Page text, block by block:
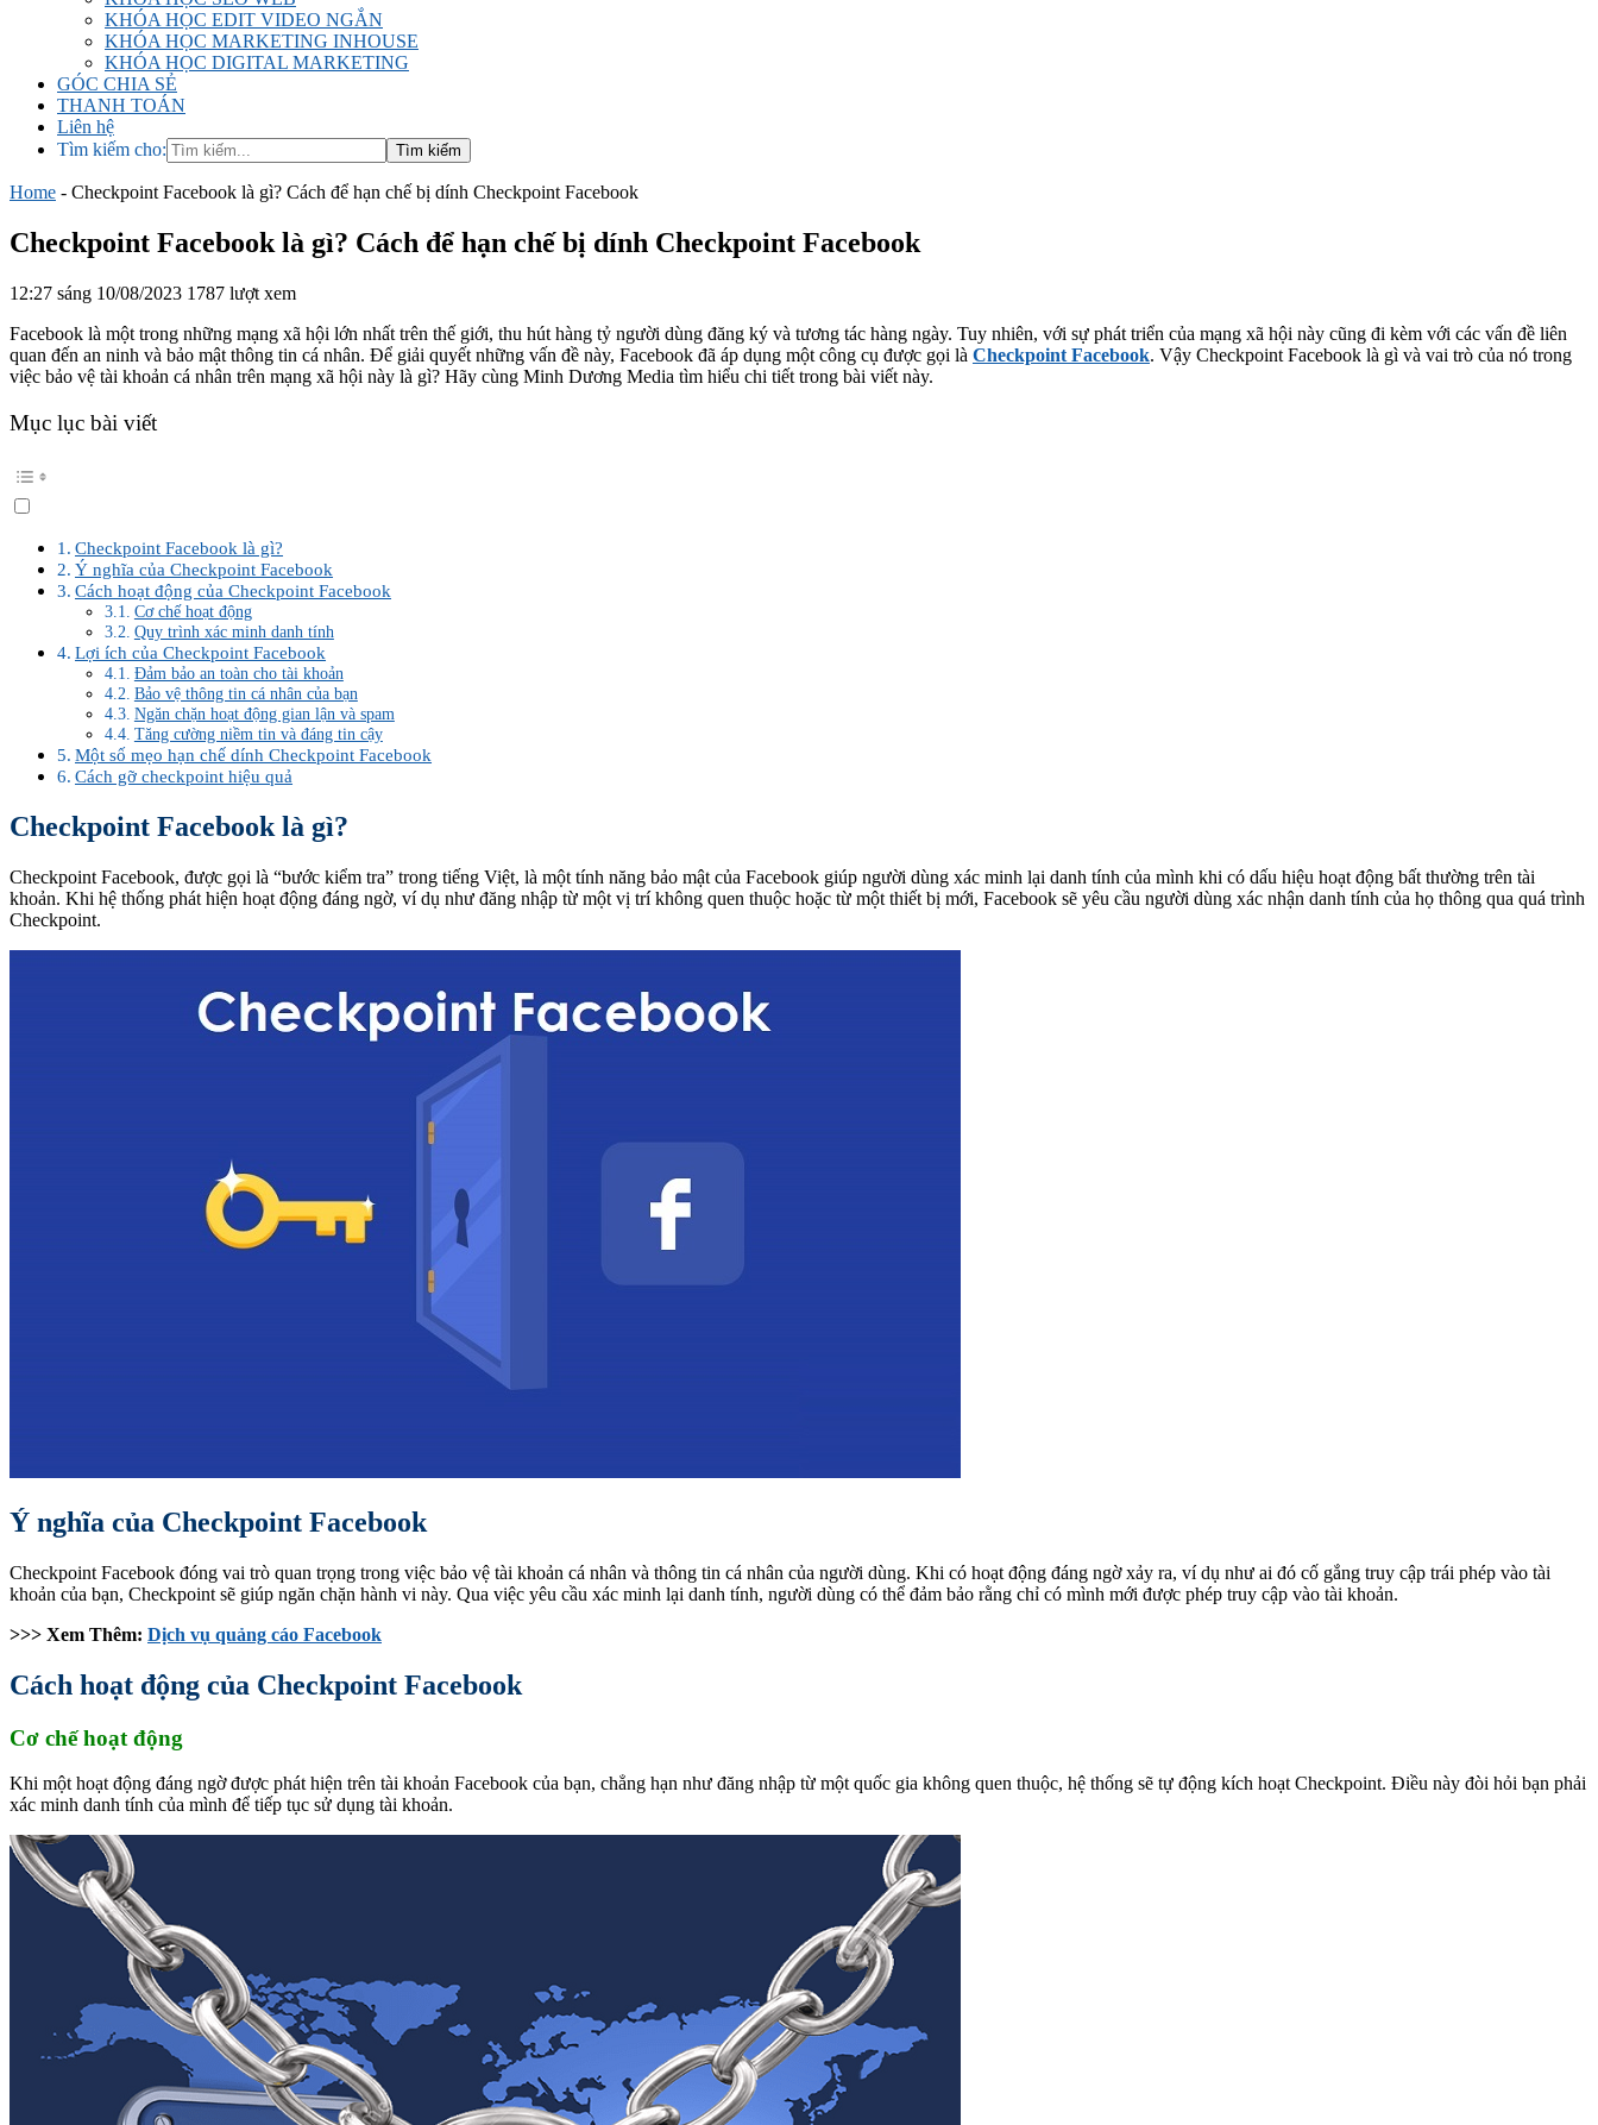
KHÓA HỌC EDIT VIDEO NGẮN
KHÓA HỌC MARKETING INHOUSE
KHÓA HỌC DIGITAL MARKETING
GÓC CHIA SẺ
THANH TOÁN
Liên hệ
Tìm kiếm cho:
Home - Checkpoint Facebook là gì? Cách để hạn chế bị dính Checkpoint Facebook
Checkpoint Facebook là gì? Cách để hạn chế bị dính Checkpoint Facebook
12:27 sáng 10/08/2023 1787 lượt xem
Facebook là một trong những mạng xã hội lớn nhất trên thế giới, thu hút hàng tỷ người dùng đăng ký và tương tác hàng ngày. Tuy nhiên, với sự phát triển của mạng xã hội này cũng đi kèm với các vấn đề liên
quan đến an ninh và bảo mật thông tin cá nhân. Để giải quyết những vấn đề này, Facebook đã áp dụng một công cụ được gọi là Checkpoint Facebook. Vậy Checkpoint Facebook là gì và vai trò của nó trong
việc bảo vệ tài khoản cá nhân trên mạng xã hội này là gì? Hãy cùng Minh Dương Media tìm hiểu chi tiết trong bài viết này.
Mục lục bài viết
Checkpoint Facebook là gì?
Ý nghĩa của Checkpoint Facebook
Cách hoạt động của Checkpoint Facebook
Cơ chế hoạt động
Quy trình xác minh danh tính
Lợi ích của Checkpoint Facebook
Đảm bảo an toàn cho tài khoản
Bảo vệ thông tin cá nhân của bạn
Ngăn chặn hoạt động gian lận và spam
Tăng cường niềm tin và đáng tin cậy
Một số mẹo hạn chế dính Checkpoint Facebook
Cách gỡ checkpoint hiệu quả
Checkpoint Facebook là gì?
Checkpoint Facebook, được gọi là “bước kiểm tra” trong tiếng Việt, là một tính năng bảo mật của Facebook giúp người dùng xác minh lại danh tính của mình khi có dấu hiệu hoạt động bất thường trên tài
khoản. Khi hệ thống phát hiện hoạt động đáng ngờ, ví dụ như đăng nhập từ một vị trí không quen thuộc hoặc từ một thiết bị mới, Facebook sẽ yêu cầu người dùng xác nhận danh tính của họ thông qua quá trình
Checkpoint.
Ý nghĩa của Checkpoint Facebook
Checkpoint Facebook đóng vai trò quan trọng trong việc bảo vệ tài khoản cá nhân và thông tin cá nhân của người dùng. Khi có hoạt động đáng ngờ xảy ra, ví dụ như ai đó cố gắng truy cập trái phép vào tài
khoản của bạn, Checkpoint sẽ giúp ngăn chặn hành vi này. Qua việc yêu cầu xác minh lại danh tính, người dùng có thể đảm bảo rằng chỉ có mình mới được phép truy cập vào tài khoản.
>>> Xem Thêm: Dịch vụ quảng cáo Facebook
Cách hoạt động của Checkpoint Facebook
Cơ chế hoạt động
Khi một hoạt động đáng ngờ được phát hiện trên tài khoản Facebook của bạn, chẳng hạn như đăng nhập từ một quốc gia không quen thuộc, hệ thống sẽ tự động kích hoạt Checkpoint. Điều này đòi hỏi bạn phải
xác minh danh tính của mình để tiếp tục sử dụng tài khoản.